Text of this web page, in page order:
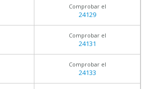
Comprobar el
24129
Comprobar el
24131
Comprobar el
24133